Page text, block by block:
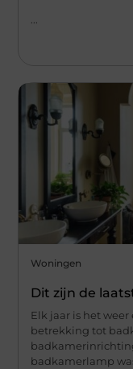
Woningen
Dit zijn de
Elk jaar is het
betrekking tot
badkamerlamp